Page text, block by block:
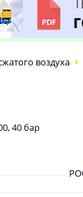
воздуха
40 бар